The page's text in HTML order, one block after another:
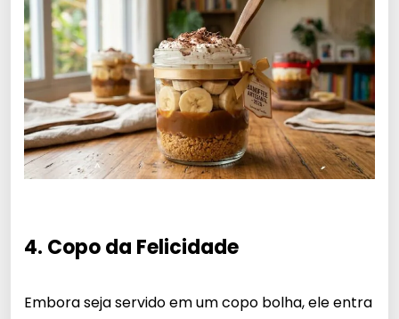
4. Copo da Felicidade
Embora seja servido em um copo bolha, ele entra